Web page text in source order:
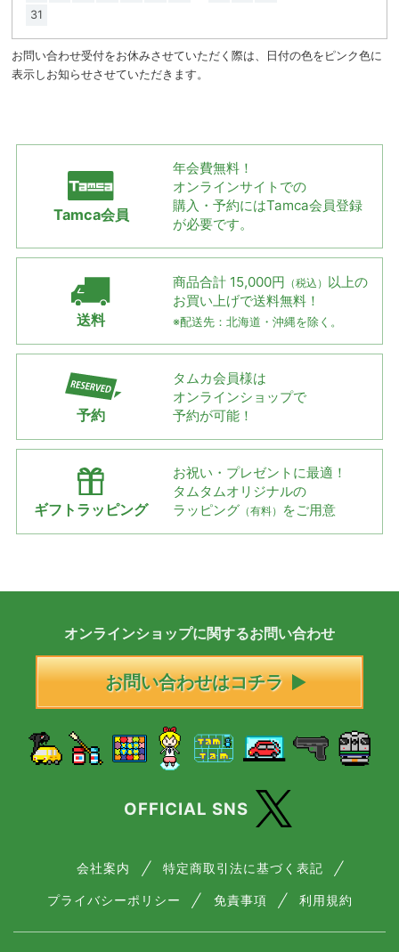
31
お問い合わせ受付をお休みさせていただく際は、日付の色をピンク色に
表示しお知らせさせていただきます。
Tamca会員
年会費無料！
オンラインサイトでの
購入・予約にはTamca会員登録
が必要です。
送料
商品合計 15,000円 （税込） 以上の
お買い上げで送料無料！
※配送先：北海道・沖縄を除く。
予約
タムカ会員様は
オンラインショップで
予約が可能！
ギフトラッピング
お祝い・プレゼントに最適！
タムタムオリジナルの
ラッピング （有料） をご用意
オンラインショップに関するお問い合わせ
お問い合わせはコチラ
OFFICIAL SNS
会社案内 特定商取引法に基づく表記
プライバシーポリシー 免責事項 利用規約